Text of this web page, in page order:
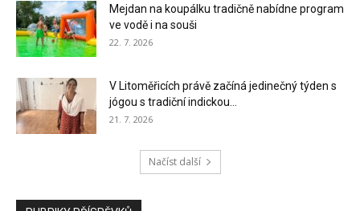
Mejdan na koupálku tradičně nabídne program
ve vodě i na souši
22. 7. 2026
V Litoměřicích právě začíná jedinečný týden s
jógou s tradiční indickou...
21. 7. 2026
Načíst další